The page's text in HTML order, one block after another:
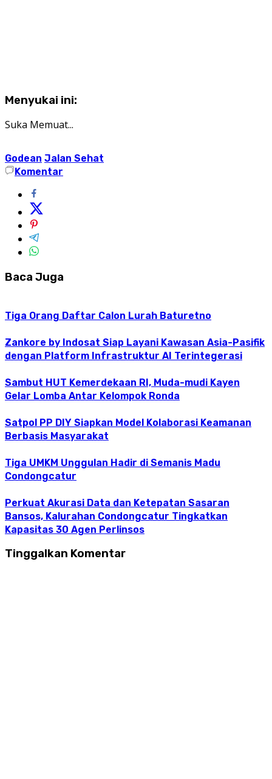
Menyukai ini:
Suka Memuat...
Godean Jalan Sehat
Komentar
Baca Juga
Tiga Orang Daftar Calon Lurah Baturetno
Zankore by Indosat Siap Layani Kawasan Asia-Pasifik
dengan Platform Infrastruktur AI Terintegerasi
Sambut HUT Kemerdekaan RI, Muda-mudi Kayen
Gelar Lomba Antar Kelompok Ronda
Satpol PP DIY Siapkan Model Kolaborasi Keamanan
Berbasis Masyarakat
Tiga UMKM Unggulan Hadir di Semanis Madu
Condongcatur
Perkuat Akurasi Data dan Ketepatan Sasaran
Bansos, Kalurahan Condongcatur Tingkatkan
Kapasitas 30 Agen Perlinsos
Tinggalkan Komentar